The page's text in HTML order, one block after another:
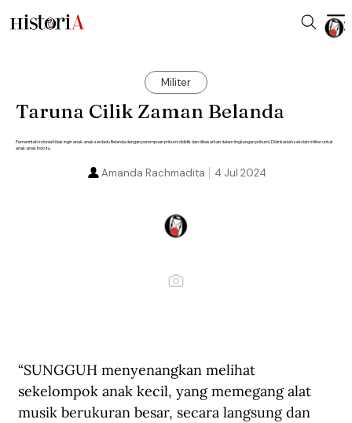
Militer
Taruna Cilik Zaman Belanda
Pemerintah kolonial tidak ingin anak-anak serdadu Belanda dengan perempuan pribumi dididik dan dibesarkan dalam lingkungan pribumi. Didirikanlah sekolah militer untuk
anak-anak Indo itu.
4 Jul 2024
Amanda Rachmadita
“SUNGGUH menyenangkan melihat
sekelompok anak kecil, yang memegang alat
musik berukuran besar, secara langsung dan